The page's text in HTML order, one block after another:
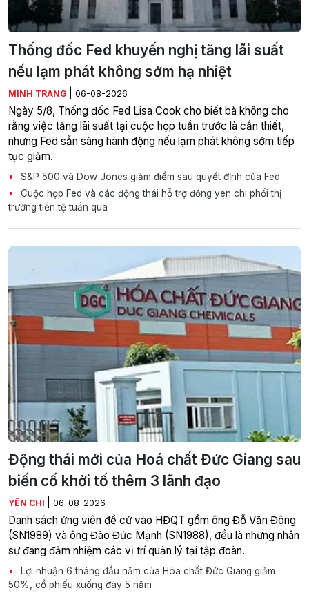
Thống đốc Fed khuyến nghị tăng lãi suất
nếu lạm phát không sớm hạ nhiệt
MINH TRANG 06-08-2026
Ngày 5/8, Thống đốc Fed Lisa Cook cho biết bà không cho
rằng việc tăng lãi suất tại cuộc họp tuần trước là cần thiết,
nhưng Fed sẵn sàng hành động nếu lạm phát không sớm tiếp
tục giảm.
S&P 500 và Dow Jones giảm điểm sau quyết định của Fed
Cuộc họp Fed và các động thái hỗ trợ đồng yen chi phối thị
trường tiền tệ tuần qua
Động thái mới của Hoá chất Đức Giang sau
biến cố khởi tố thêm 3 lãnh đạo
YÊN CHI 06-08-2026
Danh sách ứng viên đề cử vào HĐQT gồm ông Đỗ Văn Đông
(SN1989) và ông Đào Đức Mạnh (SN1988), đều là những nhân
sự đang đảm nhiệm các vị trí quản lý tại tập đoàn.
Lợi nhuận 6 tháng đầu năm của Hóa chất Đức Giang giảm
50%, cổ phiếu xuống đáy 5 năm